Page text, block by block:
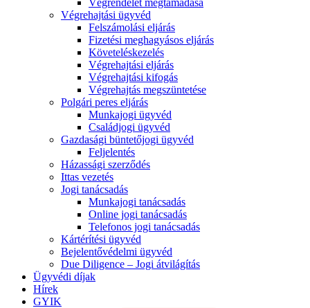
Végrendelet megtámadása
Végrehajtási ügyvéd
Felszámolási eljárás
Fizetési meghagyásos eljárás
Követeléskezelés
Végrehajtási eljárás
Végrehajtási kifogás
Végrehajtás megszüntetése
Polgári peres eljárás
Munkajogi ügyvéd
Családjogi ügyvéd
Gazdasági büntetőjogi ügyvéd
Feljelentés
Házassági szerződés
Ittas vezetés
Jogi tanácsadás
Munkajogi tanácsadás
Online jogi tanácsadás
Telefonos jogi tanácsadás
Kártérítési ügyvéd
Bejelentővédelmi ügyvéd
Due Diligence – Jogi átvilágítás
Ügyvédi díjak
Hírek
GYIK